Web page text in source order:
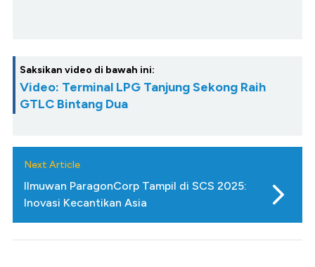
Saksikan video di bawah ini:
Video: Terminal LPG Tanjung Sekong Raih
GTLC Bintang Dua
Next Article
Ilmuwan ParagonCorp Tampil di SCS 2025:
Inovasi Kecantikan Asia